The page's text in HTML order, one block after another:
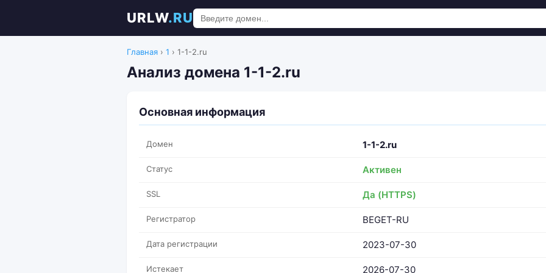
URLW.RU
Главная › 1 › 1-1-2.ru
Анализ домена 1-1-2.ru
Основная информация
Домен 1-1-2.ru
Статус Активен
SSL Да (HTTPS)
Регистратор BEGET-RU
Дата регистрации 2023-07-30
Истекает 2026-07-30